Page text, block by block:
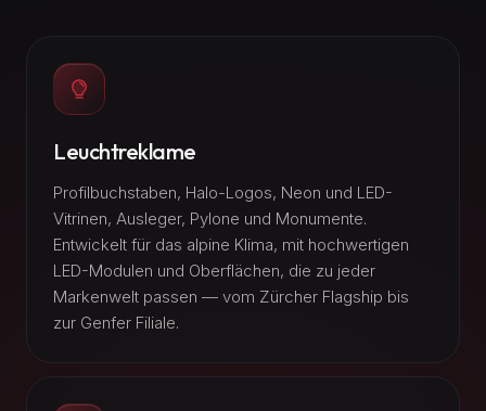
Leuchtreklame
Profilbuchstaben, Halo-Logos, Neon und LED-
Vitrinen, Ausleger, Pylone und Monumente.
Entwickelt für das alpine Klima, mit hochwertigen
LED-Modulen und Oberflächen, die zu jeder
Markenwelt passen — vom Zürcher Flagship bis
zur Genfer Filiale.